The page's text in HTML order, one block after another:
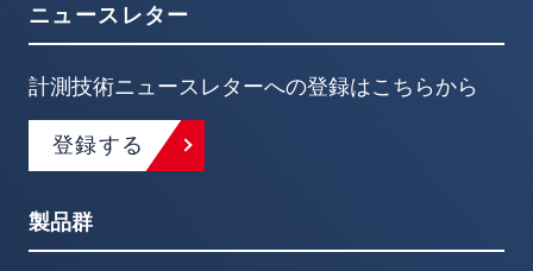
ニュースレター
計測技術ニュースレターへの登録はこちらから
登録する
製品群